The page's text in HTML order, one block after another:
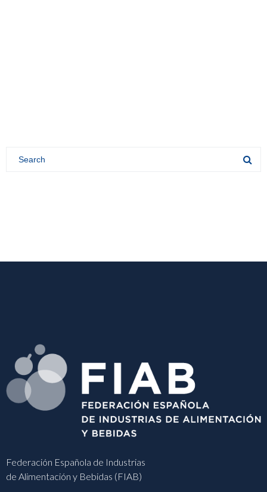
Federación Española de Industrias
de Alimentación y Bebidas (FIAB)